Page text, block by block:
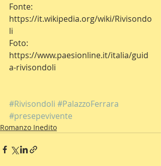
Fonte:
https://it.wikipedia.org/wiki/Rivisondo
li
Foto:
https://www.paesionline.it/italia/guid
a-rivisondoli
#Rivisondoli #PalazzoFerrara
#presepevivente
Romanzo Inedito